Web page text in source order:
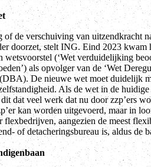
of de verschuiving van uitzendkracht
doorzet, stelt ING. Eind 2023 kwam
wetsvoorstel (‘Wet verduidelijking
als opvolger van de ‘Wet
De nieuwe wet moet duidelijk
Als de wet in de huidige
dat veel werk dat nu door zzp’ers
kan worden uitgevoerd, maar in
aangezien de meest
of detacheringsbureau is, aldus de